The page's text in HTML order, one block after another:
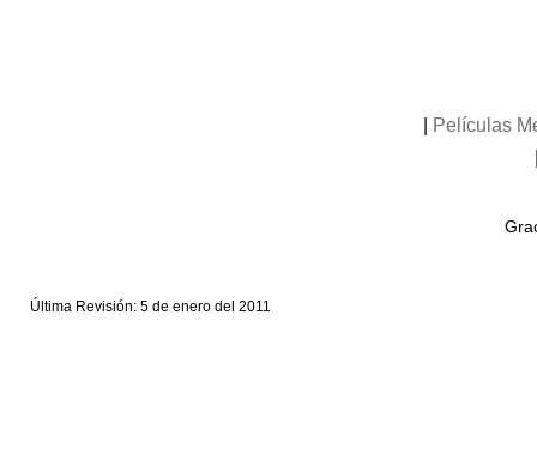
Películas
Última Revisión: 5 de enero del 2011